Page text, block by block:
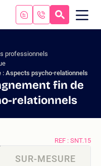
professionnels
Aspects psycho-relationnels
fin de
relationnels
REF : SNT.15
SUR-MESURE